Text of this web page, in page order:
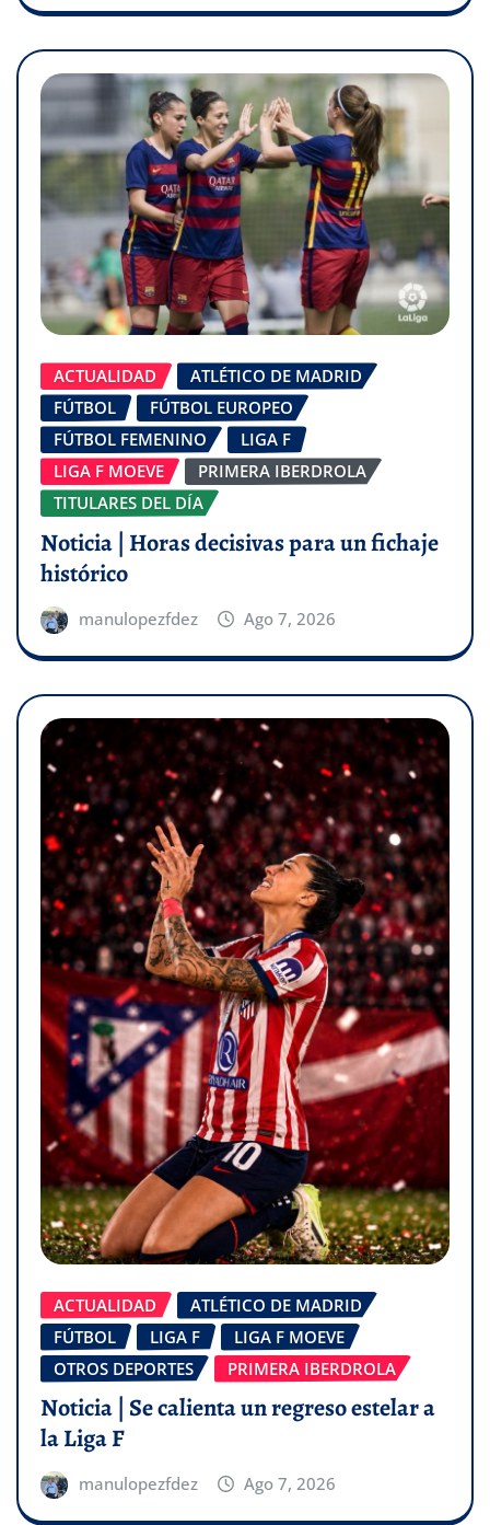
ACTUALIDAD
ATLÉTICO DE MADRID
FÚTBOL
FÚTBOL EUROPEO
FÚTBOL FEMENINO
LIGA F
LIGA F MOEVE
PRIMERA IBERDROLA
TITULARES DEL DÍA
Noticia | Horas decisivas para un fichaje
histórico
manulopezfdez Ago 7, 2026
ACTUALIDAD
ATLÉTICO DE MADRID
FÚTBOL
LIGA F
LIGA F MOEVE
OTROS DEPORTES
PRIMERA IBERDROLA
Noticia | Se calienta un regreso estelar a
la Liga F
manulopezfdez Ago 7, 2026